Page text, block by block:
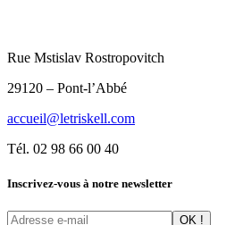
Rue Mstislav Rostropovitch
29120 – Pont-l’Abbé
accueil@letriskell.com
Tél. 02 98 66 00 40
Inscrivez-vous à notre newsletter